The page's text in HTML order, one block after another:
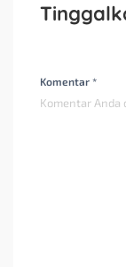
Komentar *